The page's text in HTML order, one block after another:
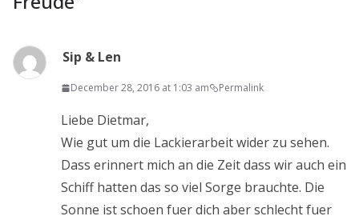
Sip & Len
December 28, 2016 at 1:03 am Permalink
Liebe Dietmar,
Wie gut um die Lackierarbeit wider zu sehen.
Dass erinnert mich an die Zeit dass wir auch ein
Schiff hatten das so viel Sorge brauchte. Die
Sonne ist schoen fuer dich aber schlecht fuer